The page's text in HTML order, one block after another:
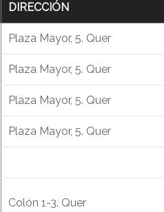
DIRECCIÓN
Plaza Mayor, 5. Quer
Plaza Mayor, 5. Quer
Plaza Mayor, 5. Quer
Plaza Mayor, 5. Quer
Colón 1-3. Quer